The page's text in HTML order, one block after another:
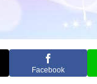
Facebook